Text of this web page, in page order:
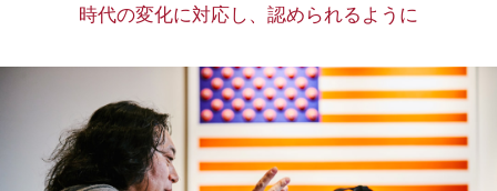
時代の変化に対応し、認められるように